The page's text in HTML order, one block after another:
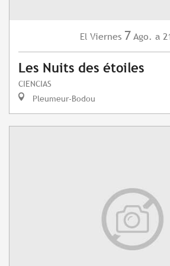
El Viernes 7 Ago. a
Les Nuits des étoiles
CIENCIAS
Pleumeur-Bodou